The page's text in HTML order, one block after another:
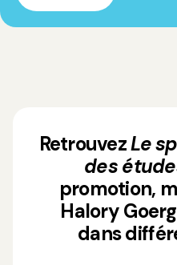
RetrouvezLe
des
promotion,
Halory
dans